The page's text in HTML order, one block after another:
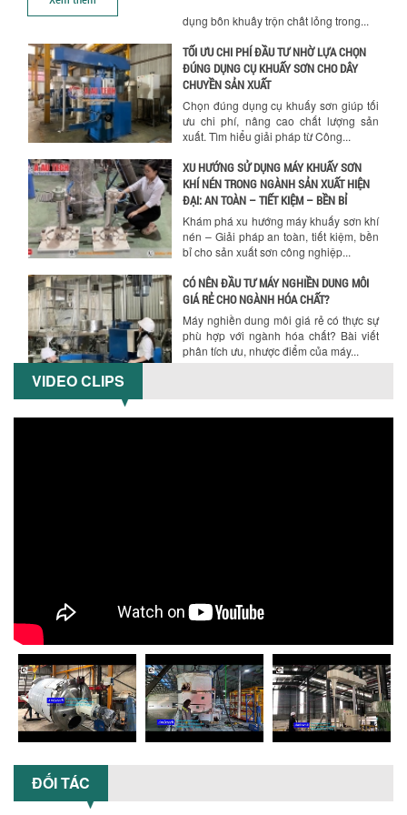
Chọn đúng dụng cụ khuấy sơn giúp tối
xuất. Tìm hiểu giải pháp từ Công...
XU HƯỚNG SỬ DỤNG MÁY KHUẤY SƠN
KHÍ NÉN TRONG NGÀNH SẢN XUẤT HIỆN
ĐẠI: AN TOÀN – TIẾT KIỆM – BỀN BỈ
Khám phá xu hướng máy khuấy sơn khí
bỉ cho sản xuất sơn công nghiệp...
CÓ NÊN ĐẦU TƯ MÁY NGHIỀN DUNG MÔI
GIÁ RẺ CHO NGÀNH HÓA CHẤT?
Máy nghiền dung môi giá rẻ có thực sự
phù hợp với ngành hóa chất? Bài viết
5 LỢI ÍCH NỔI BẬT KHI SỬ DỤNG MÁY
KHUẤY SƠN DÙNG ĐIỆN TRONG SẢN XUẤT
Khám phá 5 lợi ích khi sử dụng máy
máy khuấy sơn nâng khí 200 lít và cách
nghiệp...
MÁY NGHIỀN HỮU CƠ LỎNG: GIẢI PHÁP
TỐI ƯU VỚI CÔNG NGHỆ MÁY NGHIỀN
NGANG CÁNH NGHIỀN CERAMIC
Máy nghiền hữu cơ lỏng sử dụng công
nghệ máy nghiền ngang cánh nghiền
VIDEO CLIPS
ĐỐI TÁC